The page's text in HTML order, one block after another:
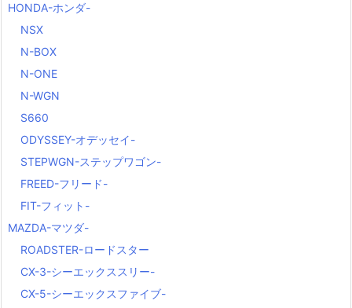
HONDA-ホンダ-
NSX
N-BOX
N-ONE
N-WGN
S660
ODYSSEY-オデッセイ-
STEPWGN-ステップワゴン-
FREED-フリード-
FIT-フィット-
MAZDA-マツダ-
ROADSTER-ロードスター
CX-3-シーエックススリー-
CX-5-シーエックスファイブ-